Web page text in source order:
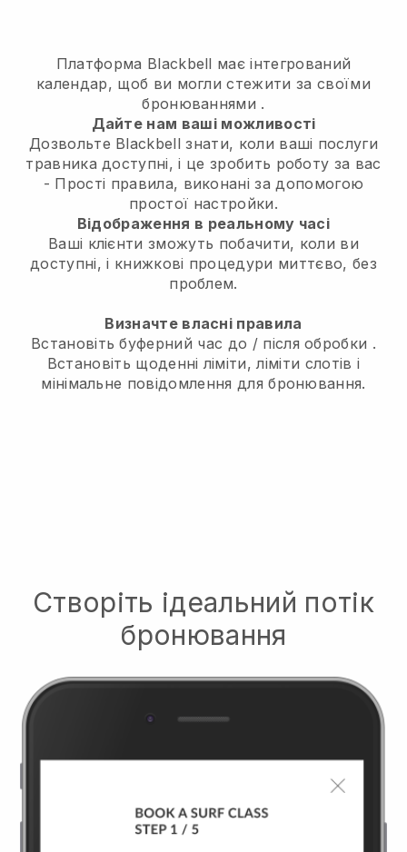
Платформа Blackbell маєінтегрований
календар, щоб ви могли стежити за своїми
бронюваннями .
Дайте нам ваші можливості
Дозвольте Blackbell знати, коли ваші послуги
травника доступні, і це зробить роботу за вас
- Прості правила, виконані за допомогою
простої настройки.
Відображення в реальному часі
Ваші клієнти зможуть побачити, коли ви
доступні,і книжкові процедури миттєво, без
проблем.
Визначте власні правила
Встановіть буферний час до / після обробки .
Встановіть щоденні ліміти, ліміти слотів і
мінімальне повідомлення для бронювання.
Створіть ідеальний потік
бронювання